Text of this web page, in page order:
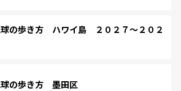
の歩き方 ハワイ島 ２０２７～２０２
の歩き方 墨田区